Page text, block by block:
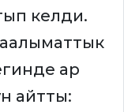
келди.
ар
айтты: